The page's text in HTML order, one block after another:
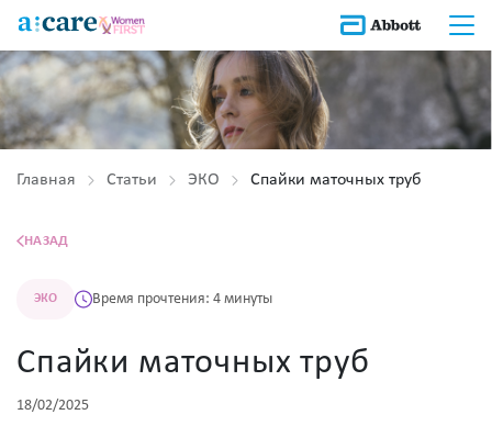
Главная Статьи ЭКО Спайки маточных труб
НАЗАД
ЭКО Время прочтения: 4 минуты
Спайки маточных труб
18/02/2025